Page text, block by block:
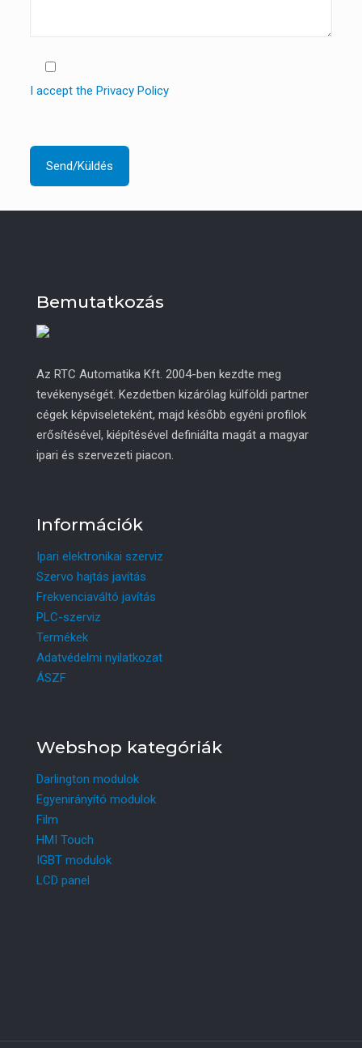
I accept the Privacy Policy
Bemutatkozás
Az RTC Automatika Kft. 2004-ben kezdte meg
tevékenységét. Kezdetben kizárólag külföldi partner
cégek képviseleteként, majd később egyéni profilok
erősítésével, kiépítésével definiálta magát a magyar
ipari és szervezeti piacon.
Információk
Ipari elektronikai szerviz
Szervo hajtás javítás
Frekvenciaváltó javítás
PLC-szerviz
Termékek
Adatvédelmi nyilatkozat
ÁSZF
Webshop kategóriák
Darlington modulok
Egyenirányító modulok
Film
HMI Touch
IGBT modulok
LCD panel